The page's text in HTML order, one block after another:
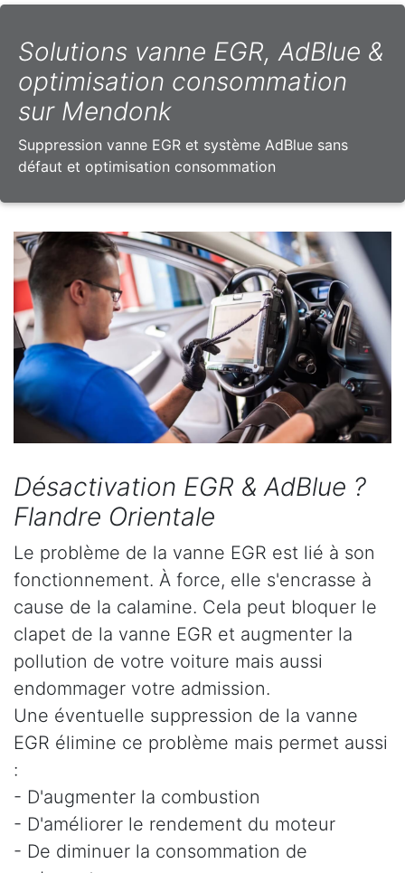
Solutions vanne EGR, AdBlue &
optimisation consommation
sur Mendonk
Suppression vanne EGR et système AdBlue sans
défaut et optimisation consommation
Désactivation EGR & AdBlue ?
Flandre Orientale
Le problème de la vanne EGR est lié à son
fonctionnement. À force, elle s'encrasse à
cause de la calamine. Cela peut bloquer le
clapet de la vanne EGR et augmenter la
pollution de votre voiture mais aussi
endommager votre admission.
Une éventuelle suppression de la vanne
EGR élimine ce problème mais permet aussi
:
- D'augmenter la combustion
- D'améliorer le rendement du moteur
- De diminuer la consommation de